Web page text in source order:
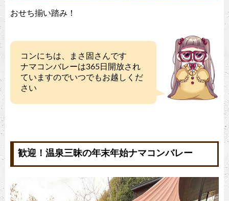
おせち揃い踏み！
コンにちは、まさ固さんです
ナマコンバレーは365日開放され
ていますのでいつでもお越しくだ
さい
歓迎！温泉三昧の年末年始ナマコンバレー